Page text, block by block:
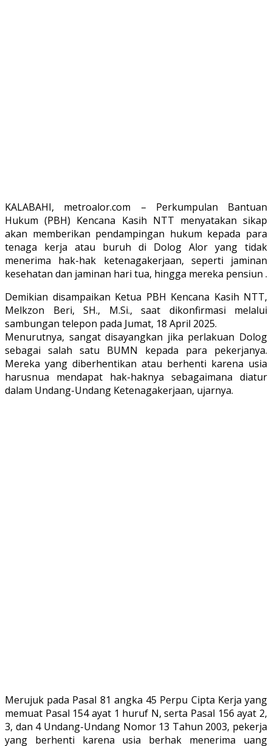
KALABAHI, metroalor.com – Perkumpulan Bantuan
Hukum (PBH) Kencana Kasih NTT menyatakan sikap
akan memberikan pendampingan hukum kepada para
tenaga kerja atau buruh di Dolog Alor yang tidak
menerima hak-hak ketenagakerjaan, seperti jaminan
kesehatan dan jaminan hari tua, hingga mereka pensiun .
Demikian disampaikan Ketua PBH Kencana Kasih NTT,
Melkzon Beri, SH., M.Si., saat dikonfirmasi melalui
sambungan telepon pada Jumat, 18 April 2025.
Menurutnya, sangat disayangkan jika perlakuan Dolog
sebagai salah satu BUMN kepada para pekerjanya.
Mereka yang diberhentikan atau berhenti karena usia
harusnua mendapat hak-haknya sebagaimana diatur
dalam Undang-Undang Ketenagakerjaan, ujarnya.
Merujuk pada Pasal 81 angka 45 Perpu Cipta Kerja yang
memuat Pasal 154 ayat 1 huruf N, serta Pasal 156 ayat 2,
3, dan 4 Undang-Undang Nomor 13 Tahun 2003, pekerja
yang berhenti karena usia berhak menerima uang